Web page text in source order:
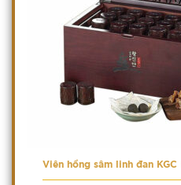
Viên hồng sâm linh đan